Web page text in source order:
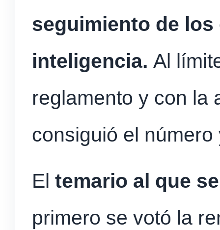
seguimiento de
inteligencia. Al
reglamento y con la
consiguió el
El temario al que
primero se votó la